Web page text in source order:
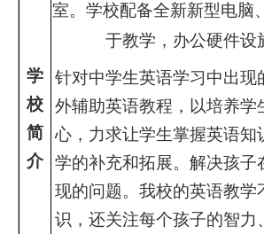
学
校
简
介
室。学校配备全新新型电脑
于教学，办公硬件设
针对中学生英语学习中出现
外辅助英语教程，以培养学
心，力求让学生掌握英语知
学的补充和拓展。解决孩子
现的问题。我校的英语教学
识，还关注每个孩子的智力